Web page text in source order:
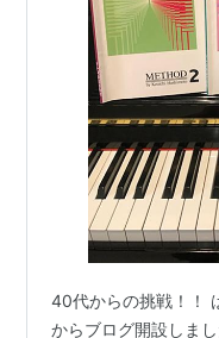
40代からの挑戦！！
からブログ開設しま